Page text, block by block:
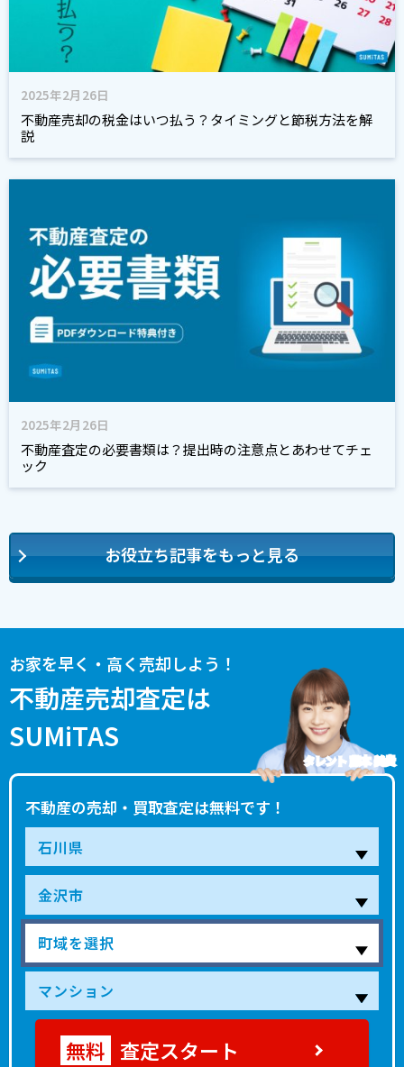
2025年2月26日
不動産売却の税金はいつ払う？タイミングと節税方法を解
説
2025年2月26日
不動産査定の必要書類は？提出時の注意点とあわせてチェ
ック
お役立ち記事をもっと見る
お家を早く・高く売却しよう！
不動産売却査定は
SUMiTAS
不動産の売却・買取査定は無料です！
タレント 藤本 美貴
査定スタート